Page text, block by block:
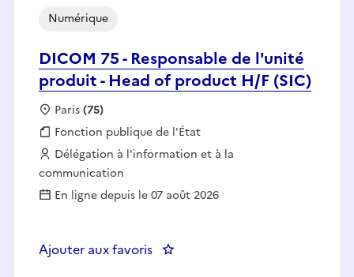
DICOM 75 - Responsable de l'unité
produit - Head of product H/F (SIC)
Numérique
Localisation :
Paris(75)
Fonction publique :
Fonction publique de l'État
Employeur :
Délégation à l'information et à la
communication
En ligne depuis le 07 août 2026
Ajouter aux favoris